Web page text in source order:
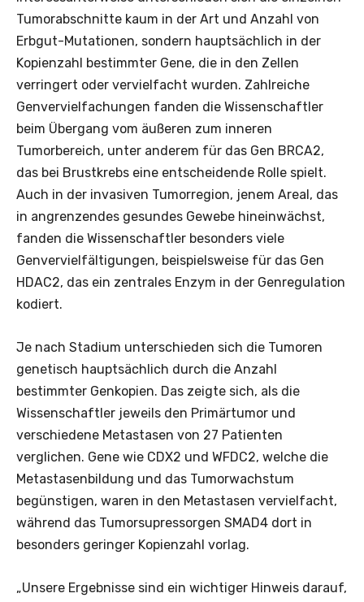
Tumorabschnitte kaum in der Art und Anzahl von
Erbgut-Mutationen, sondern hauptsächlich in der
Kopienzahl bestimmter Gene, die in den Zellen
verringert oder vervielfacht wurden. Zahlreiche
Genvervielfachungen fanden die Wissenschaftler
beim Übergang vom äußeren zum inneren
Tumorbereich, unter anderem für das Gen BRCA2,
das bei Brustkrebs eine entscheidende Rolle spielt.
Auch in der invasiven Tumorregion, jenem Areal, das
in angrenzendes gesundes Gewebe hineinwächst,
fanden die Wissenschaftler besonders viele
Genvervielfältigungen, beispielsweise für das Gen
HDAC2, das ein zentrales Enzym in der Genregulation
kodiert.
Je nach Stadium unterschieden sich die Tumoren
genetisch hauptsächlich durch die Anzahl
bestimmter Genkopien. Das zeigte sich, als die
Wissenschaftler jeweils den Primärtumor und
verschiedene Metastasen von 27 Patienten
verglichen. Gene wie CDX2 und WFDC2, welche die
Metastasenbildung und das Tumorwachstum
begünstigen, waren in den Metastasen vervielfacht,
während das Tumorsupressorgen SMAD4 dort in
besonders geringer Kopienzahl vorlag.
„Unsere Ergebnisse sind ein wichtiger Hinweis darauf,